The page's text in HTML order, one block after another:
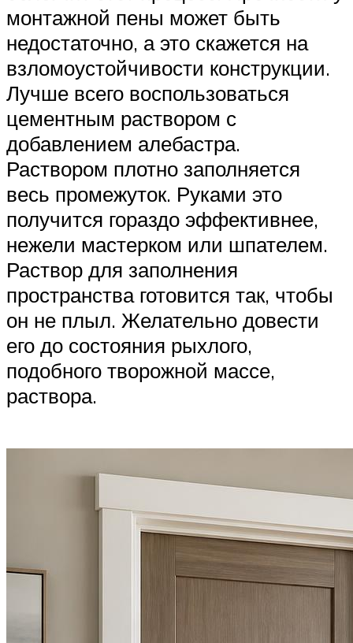
монтажной пены может быть
недостаточно, а это скажется на
взломоустойчивости конструкции.
Лучше всего воспользоваться
цементным раствором с
добавлением алебастра.
Раствором плотно заполняется
весь промежуток. Руками это
получится гораздо эффективнее,
нежели мастерком или шпателем.
Раствор для заполнения
пространства готовится так, чтобы
он не плыл. Желательно довести
его до состояния рыхлого,
подобного творожной массе,
раствора.